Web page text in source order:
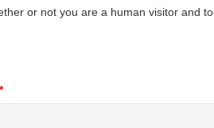
or not you are a human visitor and
*